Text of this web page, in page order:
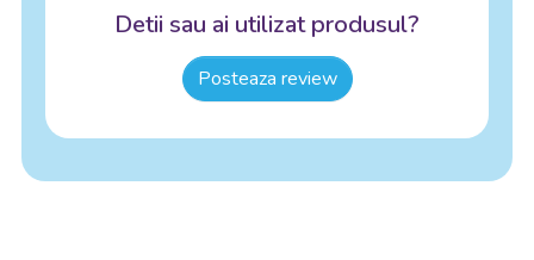
Detii sau ai utilizat produsul?
Posteaza review